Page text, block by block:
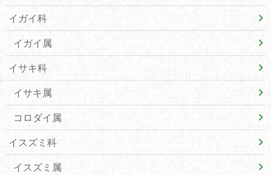
イガイ科
イガイ属
イサキ科
イサキ属
コロダイ属
イスズミ科
イスズミ属